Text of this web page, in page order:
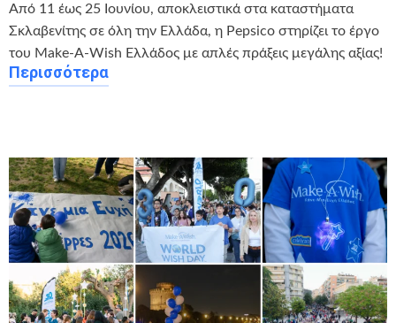
Από 11 έως 25 Ιουνίου, αποκλειστικά στα καταστήματα
Σκλαβενίτης σε όλη την Ελλάδα, η Pepsico στηρίζει το έργο
του Make-A-Wish Ελλάδος με απλές πράξεις μεγάλης αξίας!
Περισσότερα